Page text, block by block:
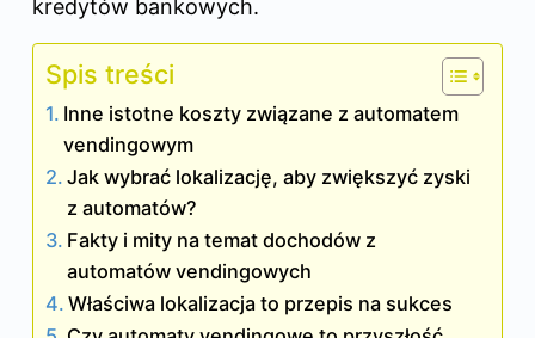
kredytów bankowych.
Spis treści
Inne istotne koszty związane z automatem
vendingowym
Jak wybrać lokalizację, aby zwiększyć zyski
z automatów?
Fakty i mity na temat dochodów z
automatów vendingowych
Właściwa lokalizacja to przepis na sukces